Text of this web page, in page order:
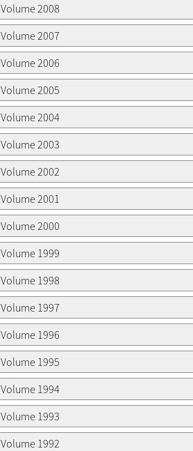
Volume 2008
Volume 2007
Volume 2006
Volume 2005
Volume 2004
Volume 2003
Volume 2002
Volume 2001
Volume 2000
Volume 1999
Volume 1998
Volume 1997
Volume 1996
Volume 1995
Volume 1994
Volume 1993
Volume 1992